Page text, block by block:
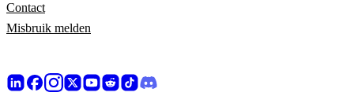
Contact
Misbruik melden